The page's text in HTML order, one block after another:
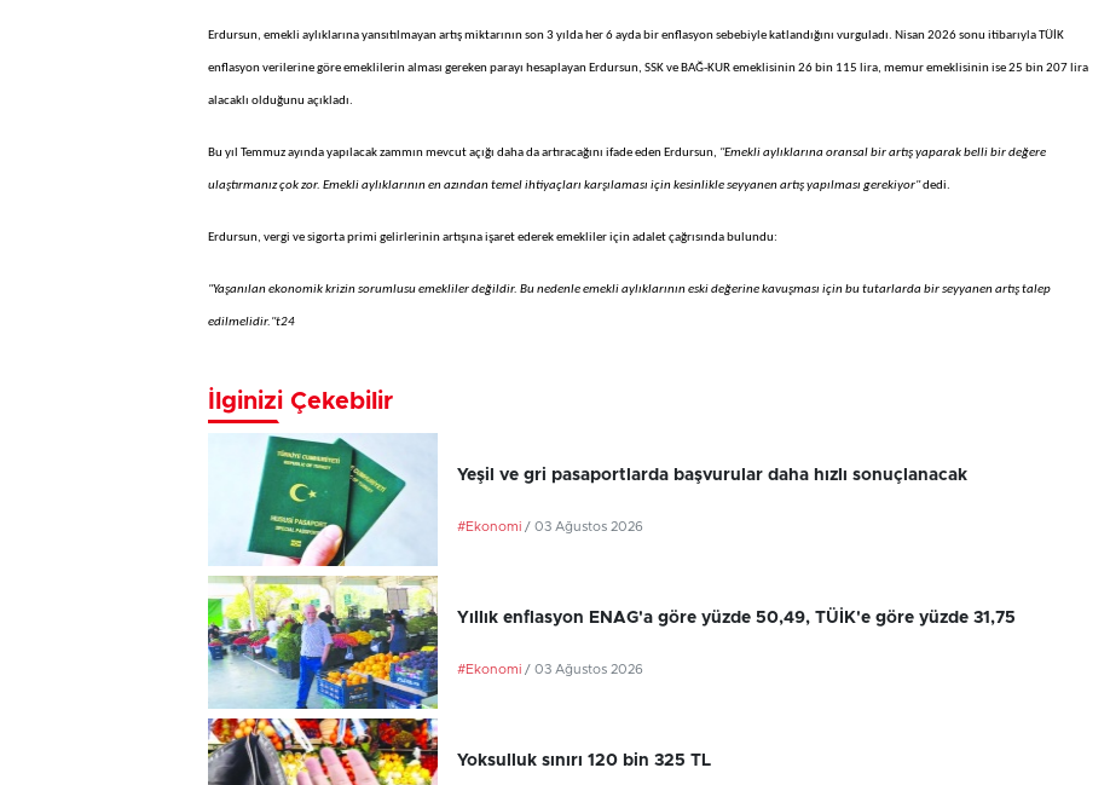
Erdursun, emekli aylıklarına yansıtılmayan artış miktarının son 3 yılda her 6 ayda bir enflasyon sebebiyle katlandığını vurguladı. Nisan 2026 sonu itibarıyla TÜİK
enflasyon verilerine göre emeklilerin alması gereken parayı hesaplayan Erdursun, SSK ve BAĞ-KUR emeklisinin 26 bin 115 lira, memur emeklisinin ise 25 bin 207 lira
alacaklı olduğunu açıkladı.
Bu yıl Temmuz ayında yapılacak zammın mevcut açığı daha da artıracağını ifade eden Erdursun, "Emekli aylıklarına oransal bir artış yaparak belli bir değere
ulaştırmanız çok zor. Emekli aylıklarının en azından temel ihtiyaçları karşılaması için kesinlikle seyyanen artış yapılması gerekiyor"dedi.
Erdursun, vergi ve sigorta primi gelirlerinin artışına işaret ederek emekliler için adalet çağrısında bulundu:
"Yaşanılan ekonomik krizin sorumlusu emekliler değildir. Bu nedenle emekli aylıklarının eski değerine kavuşması için bu tutarlarda bir seyyanen artış talep
edilmelidir."t24
İlginizi Çekebilir
Yeşil ve gri pasaportlarda başvurular daha hızlı sonuçlanacak
#Ekonomi / 03 Ağustos 2026
Yıllık enflasyon ENAG'a göre yüzde 50,49, TÜİK'e göre yüzde 31,75
#Ekonomi / 03 Ağustos 2026
Yoksulluk sınırı 120 bin 325 TL